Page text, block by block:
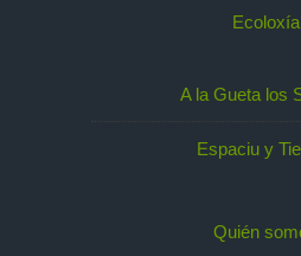
Ecoloxía
A la Gueta los
Espaciu y
Quién